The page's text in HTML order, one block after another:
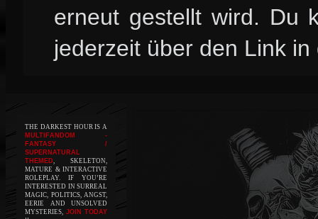
erneut gestellt wird. Du
jederzeit über den Link
THE DARKEST HOUR IS A
MULTIFANDOM -
FANTASY /
SUPERNATURAL
THEMED, SKELETON,
MATURE & INTERACTIVE
ROLEPLAY. IF YOU’RE
INTERESTED IN SURREAL
MAGIC, POLITICS, ANGST,
EERIE AND UNSOLVED
MYSTERIES, JOIN TODAY